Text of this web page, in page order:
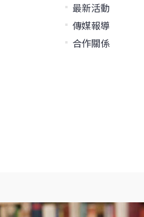
最新活動
傳媒報導
合作關係